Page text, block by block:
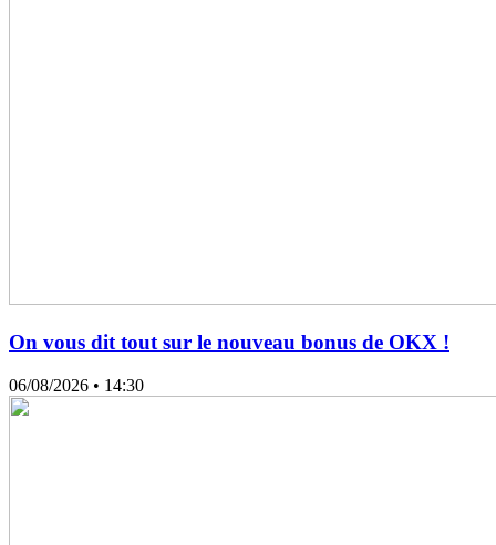
On vous dit tout sur le nouveau bonus de OKX !
06/08/2026 • 14:30